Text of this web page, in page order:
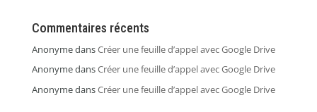
Commentaires récents
AnonymedansCréer une feuille d’appel avec Google Drive
AnonymedansCréer une feuille d’appel avec Google Drive
AnonymedansCréer une feuille d’appel avec Google Drive